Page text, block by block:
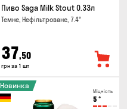
Пиво Saga Milk Stout 0.33л
Темне, Нефільтроване, 7.4°
37,50
грн за 1 шт
Міцність
5 °
Новинка